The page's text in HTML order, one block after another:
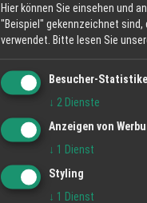
Hier können Sie einsehen und
"Beispiel" gekennzeichnet
verwendet. Bitte lesen Sie
Besucher-
↓ 2 Dienste
Anzeigen von
↓ 1 Dienst
Styling
↓ 1 Dienst